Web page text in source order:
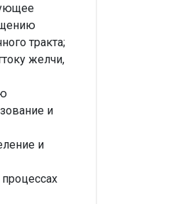
тракта;
желчи,
и
и